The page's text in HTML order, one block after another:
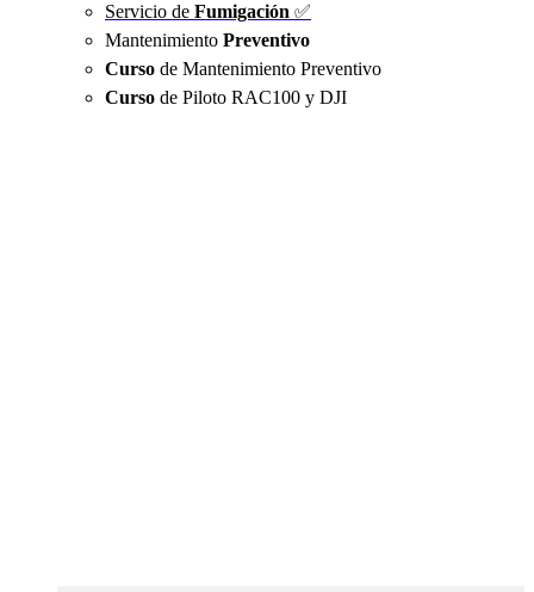
Servicio de Fumigación ✅
Mantenimiento Preventivo
Curso de Mantenimiento Preventivo
Curso de Piloto RAC100 y DJI